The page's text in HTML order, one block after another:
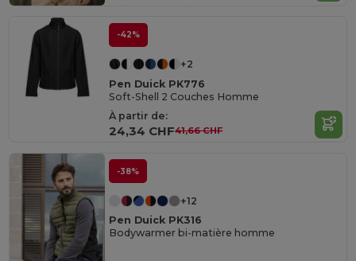
-42%
+2
Pen Duick PK776
Soft-Shell 2 Couches Homme
À partir de:
24,34 CHF41,66 CHF
-38%
+12
Pen Duick PK316
Bodywarmer bi-matière homme